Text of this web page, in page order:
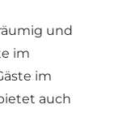
und
im
im
auch